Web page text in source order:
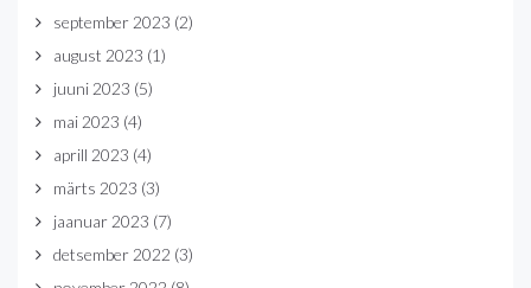
september 2023 (2)
august 2023 (1)
juuni 2023 (5)
mai 2023 (4)
aprill 2023 (4)
märts 2023 (3)
jaanuar 2023 (7)
detsember 2022 (3)